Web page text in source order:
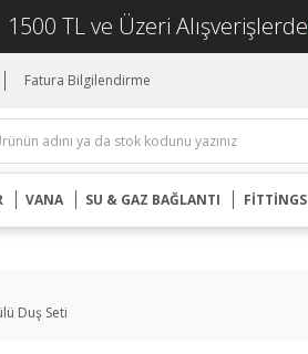
1500 TL ve Üzeri Alışverişlerde
Fatura Bilgilendirme
VANA SU & GAZ BAĞLANTI FİTTİNGS
Duş Seti